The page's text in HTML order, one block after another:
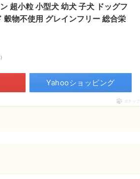
超小粒 小型犬 幼犬 子犬 ドッグフ
物不使用 グレインフリー 総合栄
Yahooショッピング
ポチップ